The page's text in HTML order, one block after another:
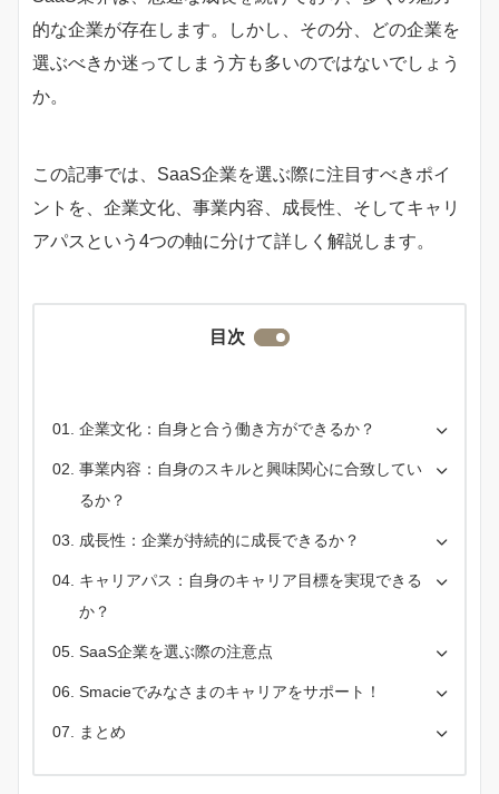
的な企業が存在します。しかし、その分、どの企業を
選ぶべきか迷ってしまう方も多いのではないでしょう
か。
この記事では、SaaS企業を選ぶ際に注目すべきポイ
ントを、企業文化、事業内容、成長性、そしてキャリ
アパスという4つの軸に分けて詳しく解説します。
目次
企業文化：自身と合う働き方ができるか？
事業内容：自身のスキルと興味関心に合致してい
るか？
成長性：企業が持続的に成長できるか？
キャリアパス：自身のキャリア目標を実現できる
か？
SaaS企業を選ぶ際の注意点
Smacieでみなさまのキャリアをサポート！
まとめ